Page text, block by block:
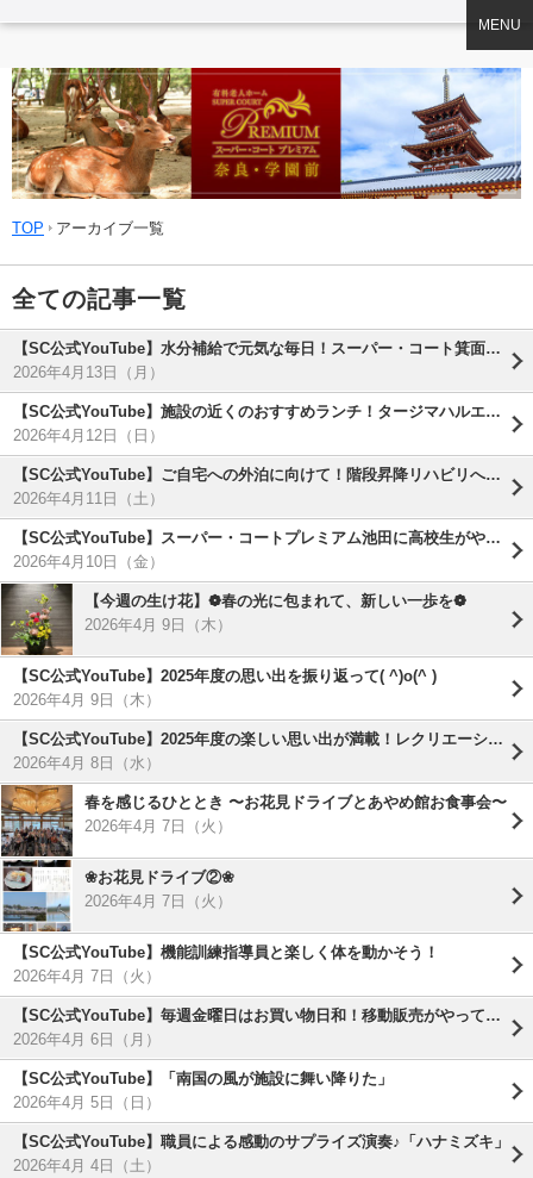
MENU
TOP アーカイブ一覧
全ての記事一覧
【SC公式YouTube】水分補給で元気な毎日！スーパー・コート箕面小野原のご紹介
2026年4月13日（月）
【SC公式YouTube】施設の近くのおすすめランチ！タージマハルエベレスト西京極店をご紹介( ^)o(^ )
2026年4月12日（日）
【SC公式YouTube】ご自宅への外泊に向けて！階段昇降リハビリへのチャレンジ(^-^)
2026年4月11日（土）
【SC公式YouTube】スーパー・コートプレミアム池田に高校生がやってきた！
2026年4月10日（金）
【今週の生け花】❁春の光に包まれて、新しい一歩を❁
2026年4月 9日（木）
【SC公式YouTube】2025年度の思い出を振り返って( ^)o(^ )
2026年4月 9日（木）
【SC公式YouTube】2025年度の楽しい思い出が満載！レクリエーション総決算動画を公開しました( ^)o(^ )
2026年4月 8日（水）
春を感じるひととき 〜お花見ドライブとあやめ館お食事会〜
2026年4月 7日（火）
❀お花見ドライブ②❀
2026年4月 7日（火）
【SC公式YouTube】機能訓練指導員と楽しく体を動かそう！
2026年4月 7日（火）
【SC公式YouTube】毎週金曜日はお買い物日和！移動販売がやってくる！
2026年4月 6日（月）
【SC公式YouTube】「南国の風が施設に舞い降りた」
2026年4月 5日（日）
【SC公式YouTube】職員による感動のサプライズ演奏♪「ハナミズキ」
2026年4月 4日（土）